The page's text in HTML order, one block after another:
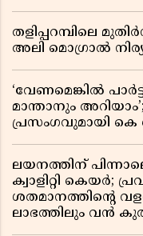
തളിപ്പറമ്പിലെ
അലി മൊഗ്രാൽ
‘വേണമെങ്കിൽ
മാന്താനും
പ്രസംഗവുമായി
ലയനത്തിന്
ക്വാളിറ്റി കെയർ;
ശതമാനത്തിൻ്റെ
ലാഭത്തിലും വൻ